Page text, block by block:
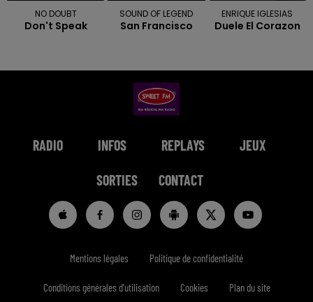
NO DOUBT
Don't Speak
SOUND OF LEGEND
San Francisco
ENRIQUE IGLESIAS
Duele El Corazon
RADIO INFOS REPLAYS JEUX
SORTIES CONTACT
Mentions légales Politique de confidentialité
Conditions générales d'utilisation Cookies Plan du site